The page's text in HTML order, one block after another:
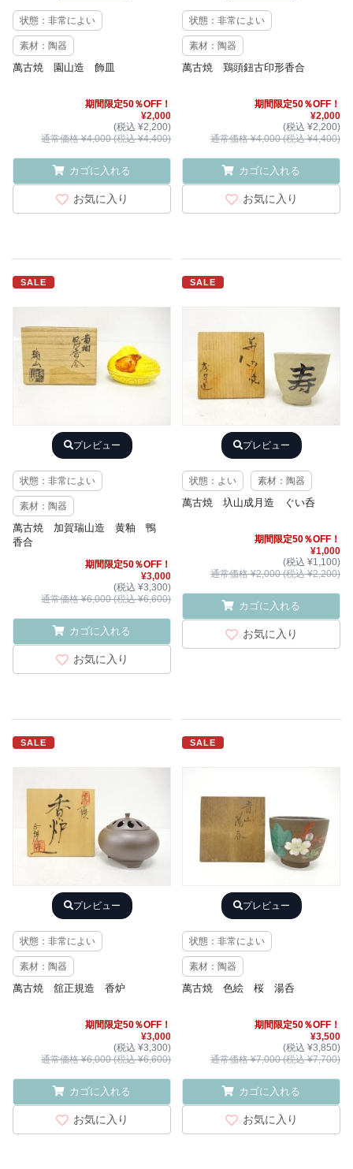
状態：非常によい
素材：陶器
萬古焼 園山造 飾皿
期間限定50％OFF！
¥2,000
(税込 ¥2,200)
通常価格 ¥4,000 (税込 ¥4,400)
カゴに入れる
お気に入り
状態：非常によい
素材：陶器
萬古焼 鶏頭鈕古印形香合
期間限定50％OFF！
¥2,000
(税込 ¥2,200)
通常価格 ¥4,000 (税込 ¥4,400)
カゴに入れる
お気に入り
SALE
プレビュー
状態：非常によい
素材：陶器
萬古焼 加賀瑞山造 黄釉 鴨
香合
期間限定50％OFF！
¥3,000
(税込 ¥3,300)
通常価格 ¥6,000 (税込 ¥6,600)
カゴに入れる
お気に入り
SALE
プレビュー
状態：よい 素材：陶器
萬古焼 圦山成月造 ぐい呑
期間限定50％OFF！
¥1,000
(税込 ¥1,100)
通常価格 ¥2,000 (税込 ¥2,200)
カゴに入れる
お気に入り
SALE
プレビュー
状態：非常によい
素材：陶器
萬古焼 舘正規造 香炉
期間限定50％OFF！
¥3,000
(税込 ¥3,300)
通常価格 ¥6,000 (税込 ¥6,600)
カゴに入れる
お気に入り
SALE
プレビュー
状態：非常によい
素材：陶器
萬古焼 色絵 桜 湯呑
期間限定50％OFF！
¥3,500
(税込 ¥3,850)
通常価格 ¥7,000 (税込 ¥7,700)
カゴに入れる
お気に入り